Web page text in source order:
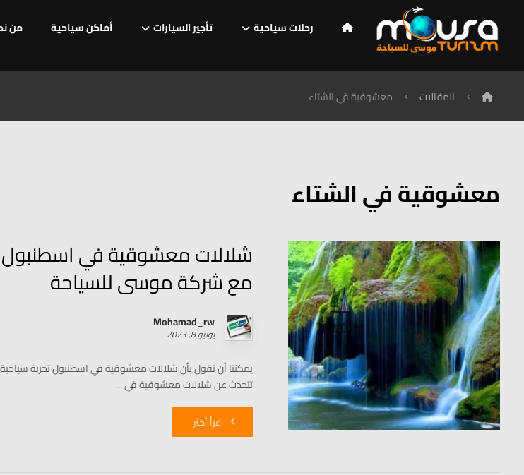
رحلات سياحية تأجير السيارات أماكن سياحية من
المقالات معشوقية في الشتاء
معشوقية في الشتاء
شلالات معشوقية في
مع شركة موسى للسياحة
Mohamad_rw
يونيو 8, 2023
يمكننا أن نقول بأن شلالات معشوقية في اسطنبول تجربة
تتحدث عن شلالات معشوقية في ...
اقرأ أكثر